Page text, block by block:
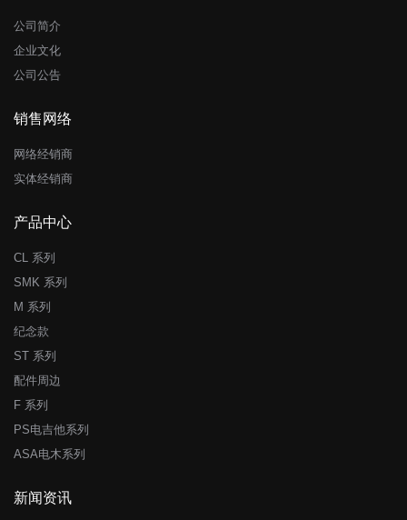
公司简介
企业文化
公司公告
销售网络
网络经销商
实体经销商
产品中心
CL 系列
SMK 系列
M 系列
纪念款
ST 系列
配件周边
F 系列
PS电吉他系列
ASA电木系列
新闻资讯